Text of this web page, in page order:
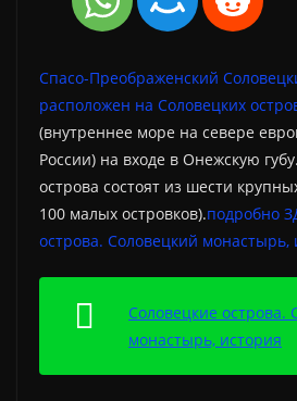
Спасо-Преображенский
расположен на Соловецких
(внутреннее море на севере
России) на входе в Онежскую
острова состоят из шести
100 малых островков).подробно
острова. Соловецкий монастырь,
Соловецкие острова.
монастырь, история